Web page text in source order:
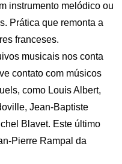
instrumento melódico ou
Prática que remonta a
franceses.
musicais nos conta
contato com músicos
como Louis Albert,
Jean-Baptiste
Blavet. Este último
Pierre Rampal da